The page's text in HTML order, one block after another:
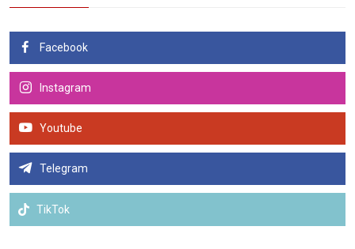
Facebook
Instagram
Youtube
Telegram
TikTok